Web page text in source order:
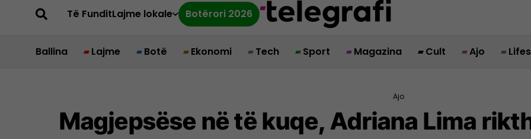
Të FunditLajme lokale Botërori 2026
Ballina Lajme Botë Ekonomi Tech Sport Magazina Cult Ajo
Ajo
Magjepsëse në të kuqe, Adriana Lima